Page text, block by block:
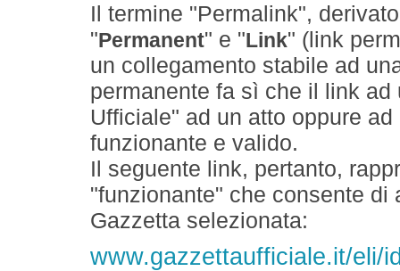
Il termine "Permalink",
" Permanent" e " Link" (link
un collegamento stabile ad
permanente fa sì che il link
Ufficiale" ad un atto oppure
funzionante e valido.
Il seguente link, pertanto,
"funzionante" che consente
Gazzetta selezionata:
www.gazzettaufficiale.it/eli/